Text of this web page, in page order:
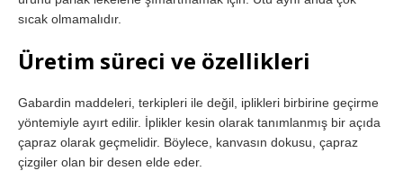
sıcak olmamalıdır.
Üretim süreci ve özellikleri
Gabardin maddeleri, terkipleri ile değil, iplikleri birbirine geçirme
yöntemiyle ayırt edilir. İplikler kesin olarak tanımlanmış bir açıda
çapraz olarak geçmelidir. Böylece, kanvasın dokusu, çapraz
çizgiler olan bir desen elde eder.